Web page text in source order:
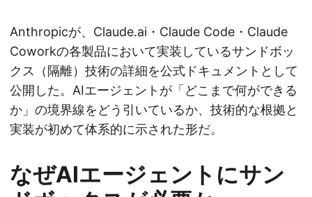
Anthropicが、Claude.ai・Claude Code・Claude
Coworkの各製品において実装しているサンドボッ
クス（隔離）技術の詳細を公式ドキュメントとして
公開した。AIエージェントが「どこまで何ができる
か」の境界線をどう引いているか、技術的な根拠と
実装が初めて体系的に示された形だ。
なぜAIエージェントにサン